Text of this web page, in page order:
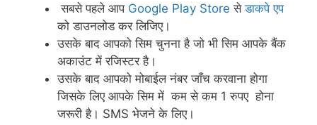
सबसे पहले आप Google Play Store सेडाकपे एप
को डाउनलोड कर लिजिए।
उसके बाद आपको सिम चुनना है जो भी सिम आपके बैंक
अकाउंट में रजिस्टर है।
उसके बाद आपको मोबाईल नंबर जाँच करवाना होगा
जिसके लिए आपके सिम में कम से कम 1 रुपए होना
जरूरी है। SMS भेजने के लिए।